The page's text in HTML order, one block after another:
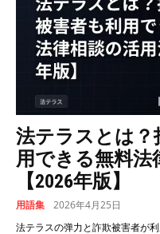
法テラスとは？
用できる無料法
【2026年版】
用語集 2026年4月25日
法テラスの弹力と詐欺被害者が